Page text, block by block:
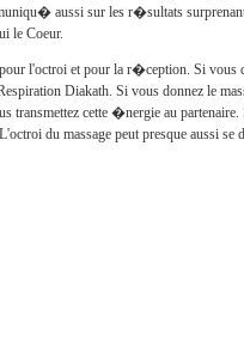
aussi sur les r�sultats
le Coeur.
l'octroi et pour la r�ception. Si vous
Diakath. Si vous donnez le
transmettez cette �nergie au
du massage peut presque aussi